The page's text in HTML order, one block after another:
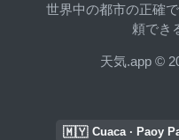
世界中の都市の正確
頼でき
天気.app ©
🇲🇾 Cuaca · Paoy